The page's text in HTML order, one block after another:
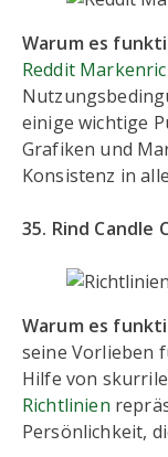
Warum es
Reddit
einige wichtige
Grafiken und
Konsistenz in
35. Rind Candle
Warum es
seine Vorlieben
Hilfe von
Richtlinien
Persönlichkeit,